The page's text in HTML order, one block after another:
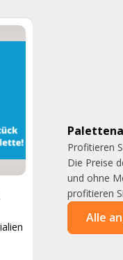
Profitieren
Die Preise
und ohne
profitieren
Alle